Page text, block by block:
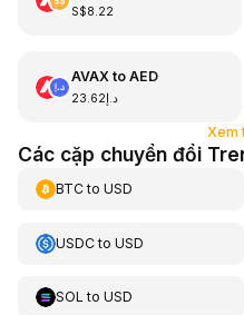
S$8.22
AVAXto AED
د.إ23.62
Xem
Các cặp chuyển đổi
BTCto USD
USDCto USD
SOL to USD